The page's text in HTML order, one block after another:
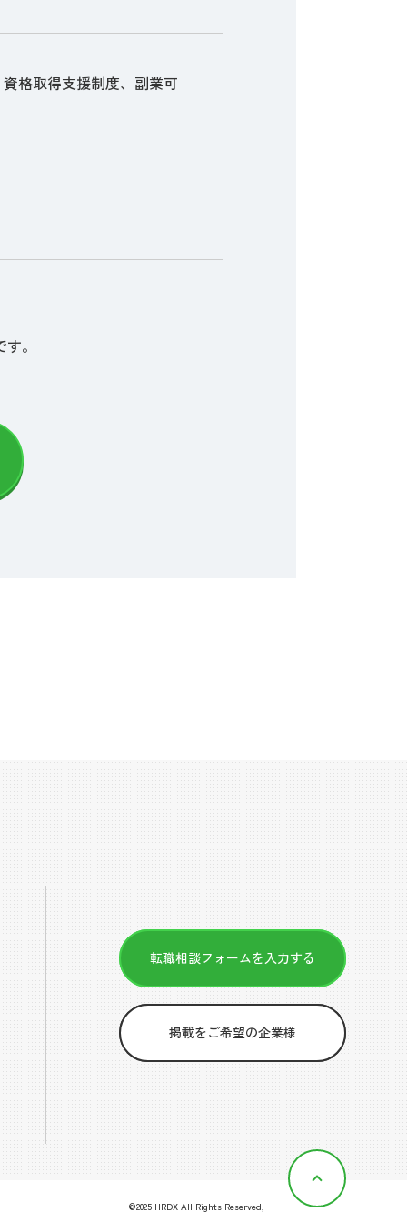
格取得支援制度、副業可
。
転職相談フォームを入力する
掲載をご希望の企業様
©2025 HRDX All Rights Reserved,